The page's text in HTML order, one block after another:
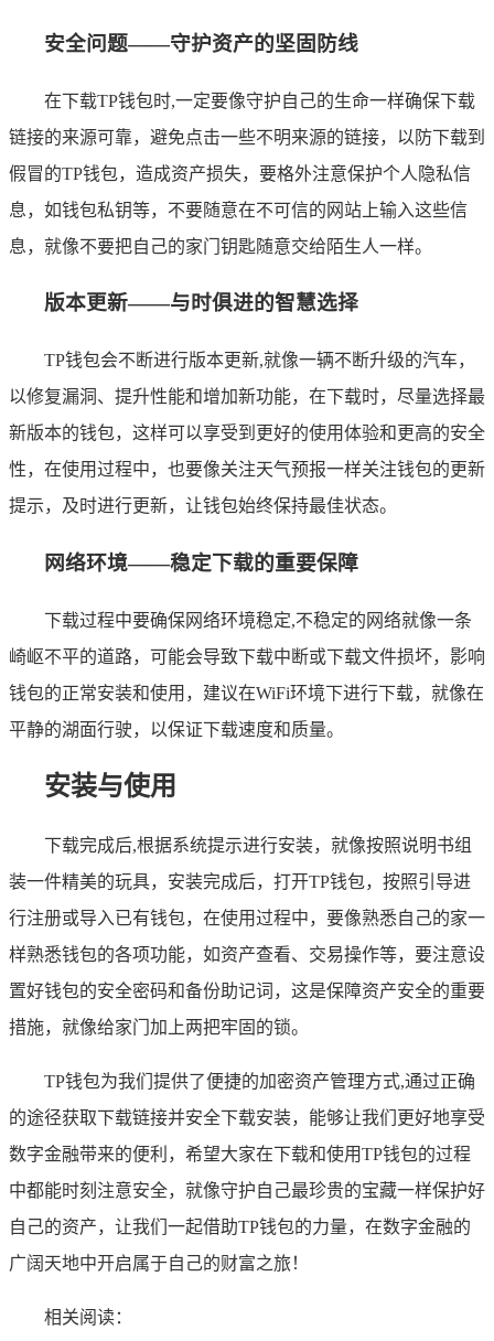
安全问题——守护资产的坚固防线
在下载TP钱包时,一定要像守护自己的生命一样确保下载
链接的来源可靠，避免点击一些不明来源的链接，以防下载到
假冒的TP钱包，造成资产损失，要格外注意保护个人隐私信
息，如钱包私钥等，不要随意在不可信的网站上输入这些信
息，就像不要把自己的家门钥匙随意交给陌生人一样。
版本更新——与时俱进的智慧选择
TP钱包会不断进行版本更新,就像一辆不断升级的汽车，
以修复漏洞、提升性能和增加新功能，在下载时，尽量选择最
新版本的钱包，这样可以享受到更好的使用体验和更高的安全
性，在使用过程中，也要像关注天气预报一样关注钱包的更新
提示，及时进行更新，让钱包始终保持最佳状态。
网络环境——稳定下载的重要保障
下载过程中要确保网络环境稳定,不稳定的网络就像一条
崎岖不平的道路，可能会导致下载中断或下载文件损坏，影响
钱包的正常安装和使用，建议在WiFi环境下进行下载，就像在
平静的湖面行驶，以保证下载速度和质量。
安装与使用
下载完成后,根据系统提示进行安装，就像按照说明书组
装一件精美的玩具，安装完成后，打开TP钱包，按照引导进
行注册或导入已有钱包，在使用过程中，要像熟悉自己的家一
样熟悉钱包的各项功能，如资产查看、交易操作等，要注意设
置好钱包的安全密码和备份助记词，这是保障资产安全的重要
措施，就像给家门加上两把牢固的锁。
TP钱包为我们提供了便捷的加密资产管理方式,通过正确
的途径获取下载链接并安全下载安装，能够让我们更好地享受
数字金融带来的便利，希望大家在下载和使用TP钱包的过程
中都能时刻注意安全，就像守护自己最珍贵的宝藏一样保护好
自己的资产，让我们一起借助TP钱包的力量，在数字金融的
广阔天地中开启属于自己的财富之旅！
相关阅读：